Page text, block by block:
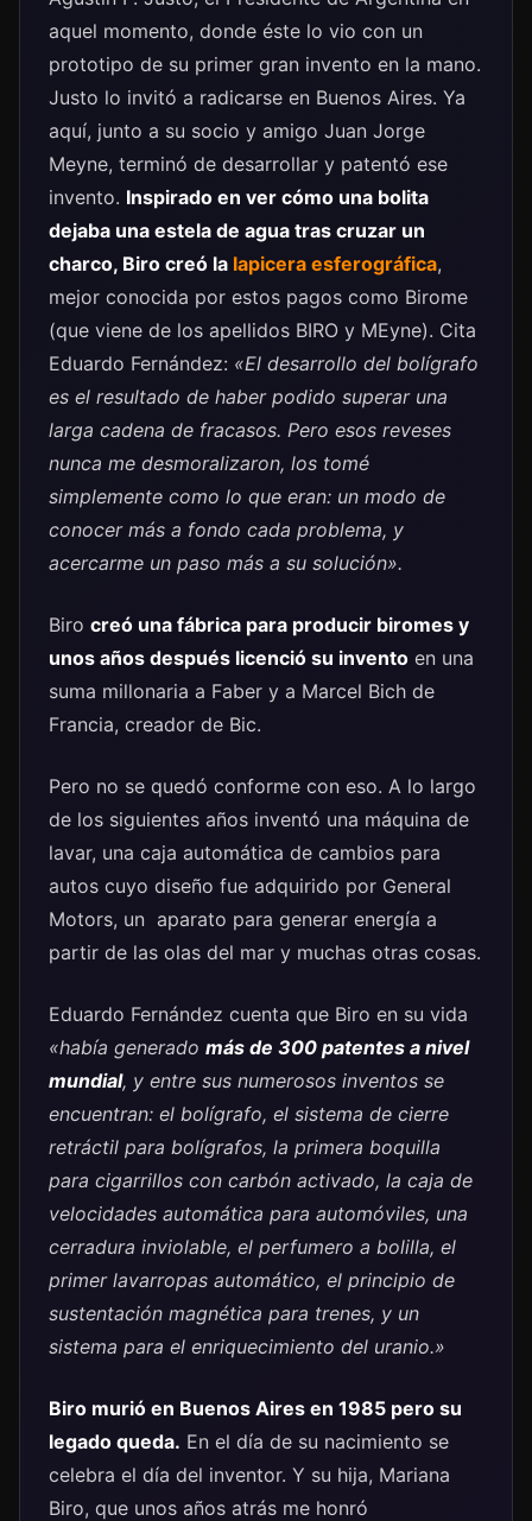
aquel momento, donde éste lo vio con un
prototipo de su primer gran invento en la mano.
Justo lo invitó a radicarse en Buenos Aires. Ya
aquí, junto a su socio y amigo Juan Jorge
Meyne, terminó de desarrollar y patentó ese
invento. Inspirado en ver cómo una bolita
dejaba una estela de agua tras cruzar un
charco, Biro creó la lapicera esferográfica,
mejor conocida por estos pagos como Birome
(que viene de los apellidos BIRO y MEyne). Cita
Eduardo Fernández: «El desarrollo del bolígrafo
es el resultado de haber podido superar una
larga cadena de fracasos. Pero esos reveses
nunca me desmoralizaron, los tomé
simplemente como lo que eran: un modo de
conocer más a fondo cada problema, y
acercarme un paso más a su solución».
Biro creó una fábrica para producir biromes y
unos años después licenció su invento en una
suma millonaria a Faber y a Marcel Bich de
Francia, creador de Bic.
Pero no se quedó conforme con eso. A lo largo
de los siguientes años inventó una máquina de
lavar, una caja automática de cambios para
autos cuyo diseño fue adquirido por General
Motors, un aparato para generar energía a
partir de las olas del mar y muchas otras cosas.
Eduardo Fernández cuenta que Biro en su vida
«había generado más de 300 patentes a nivel
mundial, y entre sus numerosos inventos se
encuentran: el bolígrafo, el sistema de cierre
retráctil para bolígrafos, la primera boquilla
para cigarrillos con carbón activado, la caja de
velocidades automática para automóviles, una
cerradura inviolable, el perfumero a bolilla, el
primer lavarropas automático, el principio de
sustentación magnética para trenes, y un
sistema para el enriquecimiento del uranio.»
Biro murió en Buenos Aires en 1985 pero su
legado queda. En el día de su nacimiento se
celebra el día del inventor. Y su hija, Mariana
Biro, que unos años atrás me honró